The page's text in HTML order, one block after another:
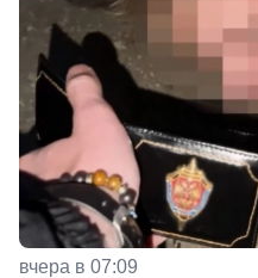
вчера в 07:09